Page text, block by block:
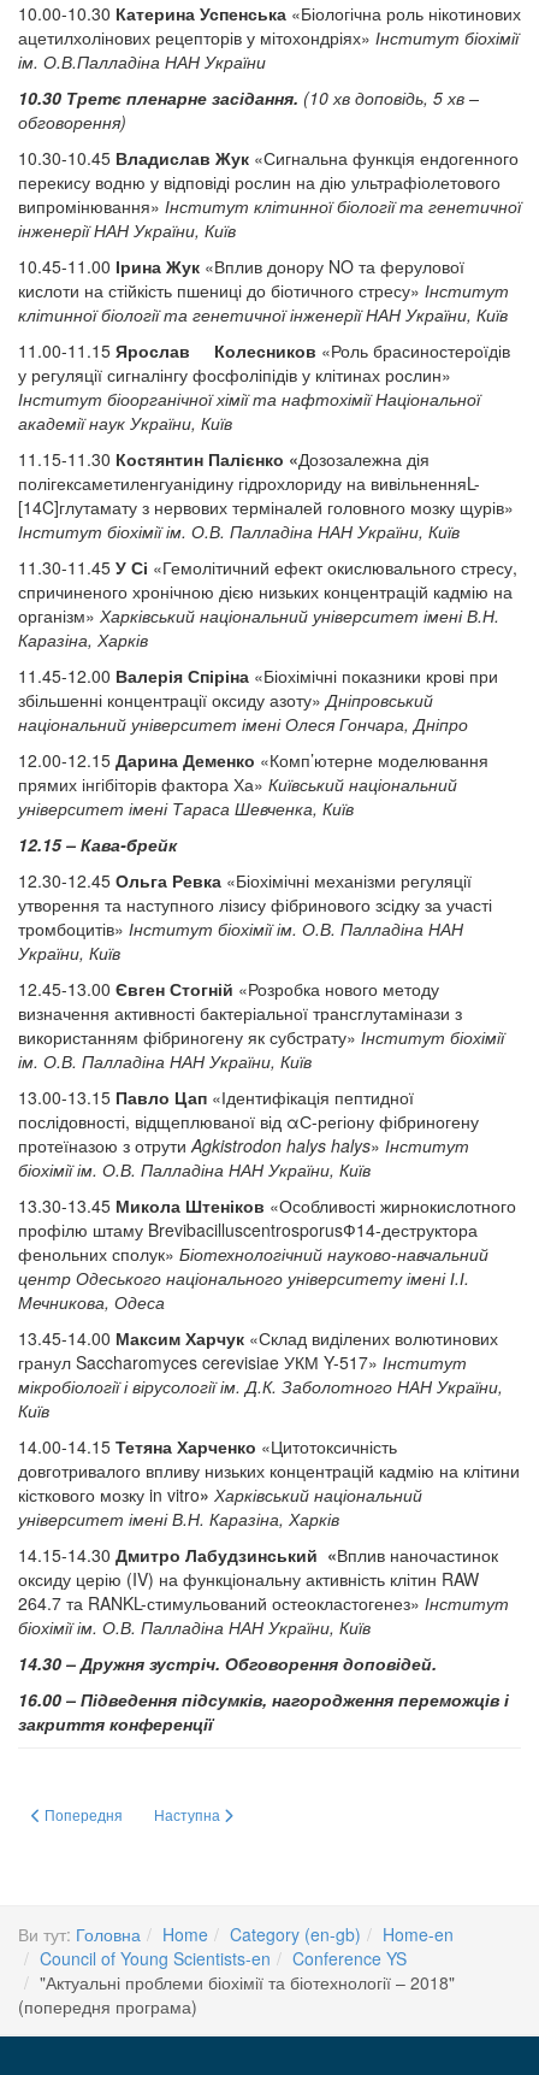
10.00-10.30 Катерина Успенська «Біологічна роль нікотинових
ацетилхолінових рецепторів у мітохондріях» Інститут біохімії
ім. О.В.Палладіна НАН України
10.30 Третє пленарне засідання. (10 хв доповідь, 5 хв –
обговорення)
10.30-10.45 Владислав Жук «Сигнальна функція ендогенного
перекису водню у відповіді рослин на дію ультрафіолетового
випромінювання» Інститут клітинної біології та генетичної
інженерії НАН України, Київ
10.45-11.00 Ірина Жук «Вплив донору NO та ферулової
кислоти на стійкість пшениці до біотичного стресу» Інститут
клітинної біології та генетичної інженерії НАН України, Київ
11.00-11.15 Ярослав Колесников «Роль брасиностероїдів
у регуляції сигналінгу фосфоліпідів у клітинах рослин»
Інститут біоорганічної хімії та нафтохімії Національної
академії наук України, Київ
11.15-11.30 Костянтин Палієнко «Дозозалежна дія
полігексаметиленгуанідину гідрохлориду на вивільненняL-
[14C]глутамату з нервових терміналей головного мозку щурів»
Інститут біохімії ім. О.В. Палладіна НАН України, Київ
11.30-11.45 У Сі «Гемолітичний ефект окислювального стресу,
спричиненого хронічною дією низьких концентрацій кадмію на
організм» Харківський національний університет імені В.Н.
Каразіна, Харків
11.45-12.00 Валерія Спіріна «Біохімічні показники крові при
збільшенні концентрації оксиду азоту»Дніпровський
національний університет імені Олеся Гончара, Дніпро
12.00-12.15 Дарина Деменко «Комп’ютерне моделювання
прямих інгібіторів фактора Ха» Київський національний
університет імені Тараса Шевченка, Київ
12.15 – Кава-брейк
12.30-12.45 Ольга Ревка «Біохімічні механізми регуляції
утворення та наступного лізису фібринового зсідку за участі
тромбоцитів» Інститут біохімії ім. О.В. Палладіна НАН
України, Київ
12.45-13.00 Євген Стогній «Розробка нового методу
визначення активності бактеріальної трансглутамінази з
використанням фібриногену як субстрату» Інститут біохімії
ім. О.В. Палладіна НАН України, Київ
13.00-13.15 Павло Цап «Ідентифікація пептидної
послідовності, відщеплюваної від αС-регіону фібриногену
протеїназою з отрутиAgkistrodon halys halys» Інститут
біохімії ім. О.В. Палладіна НАН України, Київ
13.30-13.45 Микола Штеніков «Особливості жирнокислотного
профілю штаму BrevibacilluscentrosporusФ14-деструктора
фенольних сполук» Біотехнологічний науково-навчальний
центр Одеського національного університету імені І.І.
Мечникова, Одеса
13.45-14.00 Максим Харчук «Склад виділених волютинових
гранул Saccharomyces cerevisiae УКМ Y-517» Інститут
мікробіології і вірусології ім. Д.К. Заболотного НАН України,
Київ
14.00-14.15 Тетяна Харченко «Цитотоксичність
довготривалого впливу низьких концентрацій кадмію на клітини
кісткового мозку in vitro» Харківський національний
університет імені В.Н. Каразіна, Харків
14.15-14.30 Дмитро Лабудзинський «Вплив наночастинок
оксиду церію (IV) на функціональну активність клітин RAW
264.7 та RANKL-стимульований остеокластогенез» Інститут
біохімії ім. О.В. Палладіна НАН України, Київ
14.30 – Дружня зустріч. Обговорення доповідей.
16.00 – Підведення підсумків, нагородження переможців і
закриття конференції
Попередня стаття: Підсумки Конференції "Актуальні проблеми біохімії та
Попередня Наступна стаття: Про конкурс молодих учених - 2016
Наступна
Ви тут: Головна Home Category (en-gb)
Home-en
Council of Young Scientists-en
Conference YS
"Актуальні проблеми біохімії та біотехнології – 2018"
(попередня програма)